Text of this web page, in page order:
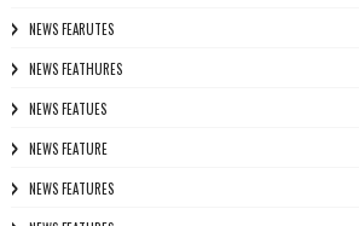
NEWS FEARUTES
NEWS FEATHURES
NEWS FEATUES
NEWS FEATURE
NEWS FEATURES